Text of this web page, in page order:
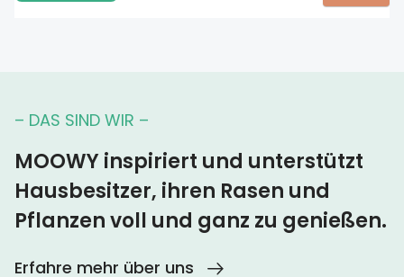
– DAS SIND WIR –
MOOWY inspiriert und unterstützt
Hausbesitzer, ihren Rasen und
Pflanzen voll und ganz zu genießen.
Erfahre mehr über uns